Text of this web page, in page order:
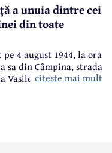
a unuia dintre cei
din toate
4 august 1944, la ora
sa din Câmpina, strada
Vasile Alecsandri).
citeste mai mult